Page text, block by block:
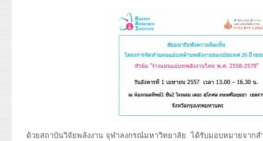
ด้วยสถาบันวิจัยพลังงาน จุฬาลงกรณ์มหาวิทยาลัย ได้รับมอบหมายจาก